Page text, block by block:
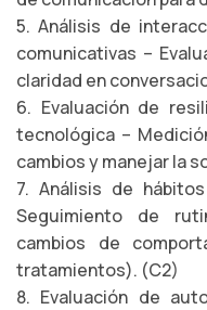
5. Análisis de
comunicativas –
claridad en
6. Evaluación de
tecnológica –
cambios y manejar la
7. Análisis de
Seguimiento de
cambios de
tratamientos). (C2)
8. Evaluación de